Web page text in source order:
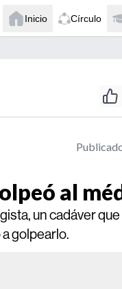
Inicio Círculo
al
un cadáver
golpearlo.